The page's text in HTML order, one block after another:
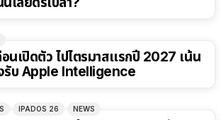
อนเปิดตัว ไปไตรมาสแรกปี 2027 เน้น
รับ Apple Intelligence
IPADOS 26 NEWS